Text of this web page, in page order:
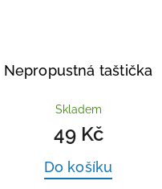
Nepropustná taštička
Skladem
49 Kč
Do košíku